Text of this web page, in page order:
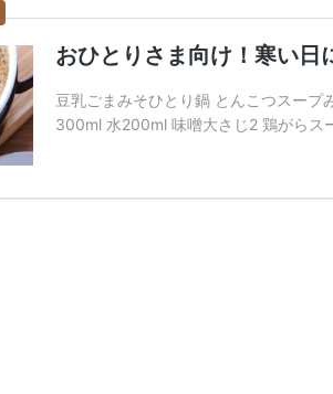
おひとりさま向け！寒い日
豆乳ごまみそひとり鍋 とんこつスー
300ml 水200ml 味噌大さじ2 鶏がらス